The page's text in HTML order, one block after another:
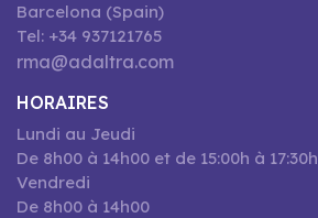
Barcelona (Spain)
Tel: +34 937121765
rma@adaltra.com
HORAIRES
Lundi au Jeudi
De 8h00 à 14h00 et de 15:00h à 17:30h
Vendredi
De 8h00 à 14h00